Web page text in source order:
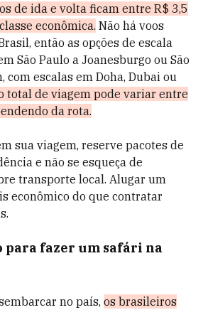
de ida e volta ficam entre R$ 3,5
econômica. Não há voos
então as opções de escala
São Paulo a Joanesburgo ou São
com escalas em Doha, Dubai ou
total de viagem pode variar entre
da rota.
sua viagem, reserve pacotes de
e não se esqueça de
transporte local. Alugar um
econômico do que contratar
para fazer um safári na
no país, os brasileiros